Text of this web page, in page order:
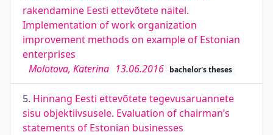
rakendamine Eesti ettevõtete näitel.
Implementation of work organization
improvement methods on example of Estonian
enterprises
Molotova, Katerina 13.06.2016 bachelor's theses
5. Hinnang Eesti ettevõtete tegevusaruannete
sisu objektiivsusele. Evaluation of chairman’s
statements of Estonian businesses